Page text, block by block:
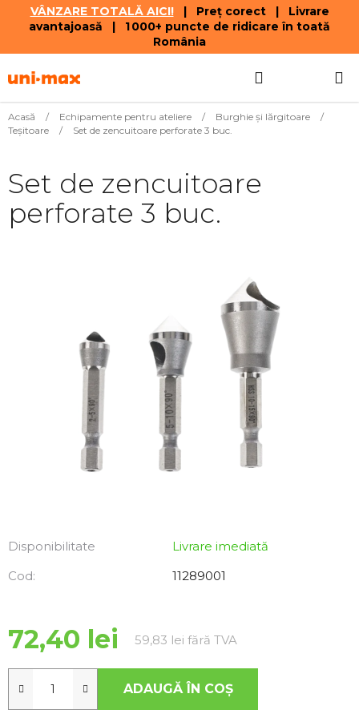
VÂNZARE TOTALĂ AICI!| Preț corect | Livrare
avantajoasă | 1 000+ puncte de ridicare în toată
România
la
DE
Acasă / Echipamente pentru ateliere / Burghie şi lărgitoare
/
Teşitoare
/ Set de zencuitoare perforate 3 buc.
Disponibilitate
Livrare imediată
Cod:
11289001
72,40 lei 59,83 lei fără TVA
ADAUGĂ ÎN COŞ
Set de zencuitoare
perforate 3 buc.